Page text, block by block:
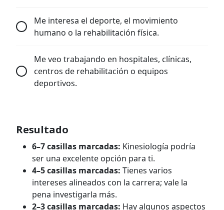
Me interesa el deporte, el movimiento
humano o la rehabilitación física.
Me veo trabajando en hospitales, clínicas,
centros de rehabilitación o equipos
deportivos.
Resultado
6–7 casillas marcadas: Kinesiología podría
ser una excelente opción para ti.
4–5 casillas marcadas: Tienes varios
intereses alineados con la carrera; vale la
pena investigarla más.
2–3 casillas marcadas: Hay algunos aspectos